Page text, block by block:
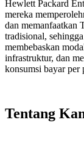
Hewlett Packard
mereka
dan memanfaatkan
tradisional,
membebaskan
infrastruktur, dan
konsumsi bayar per
Tentang